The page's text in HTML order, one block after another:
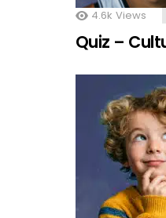
4.6k Views
Quiz –